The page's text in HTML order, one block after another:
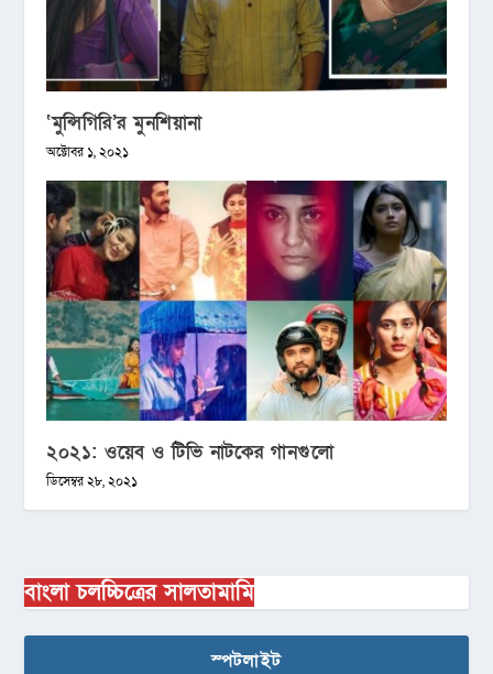
‘মুন্সিগিরি’র মুনশিয়ানা
অক্টোবর ১, ২০২১
২০২১: ওয়েব ও টিভি নাটকের গানগুলো
ডিসেম্বর ২৮, ২০২১
বাংলা চলচ্চিত্রের সালতামামি
স্পটলাইট